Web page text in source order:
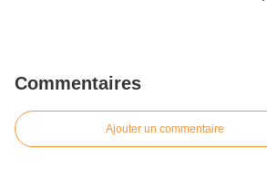
Commentaires
Ajouter un commentaire